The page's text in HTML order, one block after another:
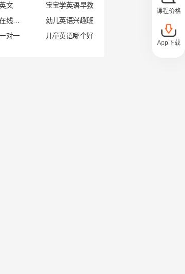
文
宝宝学英语早教
幼儿英语兴趣班
对一
儿童英语哪个好
课程价格
App下载